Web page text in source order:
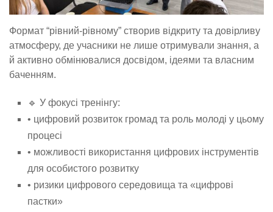
Формат “рівний-рівному” створив відкриту та довірливу
атмосферу, де учасники не лише отримували знання, а
й активно обмінювалися досвідом, ідеями та власним
баченням.
🔹 У фокусі тренінгу:
• цифровий розвиток громад та роль молоді у цьому
процесі
• можливості використання цифрових інструментів
для особистого розвитку
• ризики цифрового середовища та «цифрові
пастки»